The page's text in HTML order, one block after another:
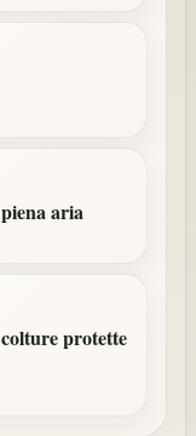
aria
protette